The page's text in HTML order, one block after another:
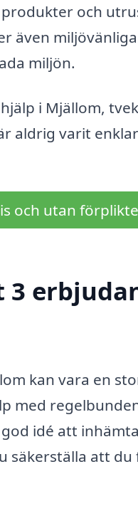
och
även
miljön.
i Mjällom,
aldrig varit
och utan
3
kan vara en
med
idé att
säkerställa att